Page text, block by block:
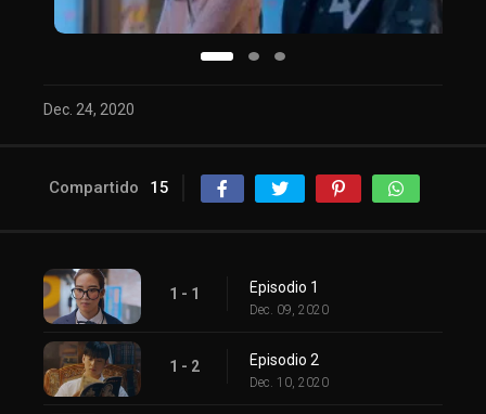
Dec. 24, 2020
Compartido 15
1 - 1 Episodio 1
Dec. 09, 2020
1 - 2 Episodio 2
Dec. 10, 2020